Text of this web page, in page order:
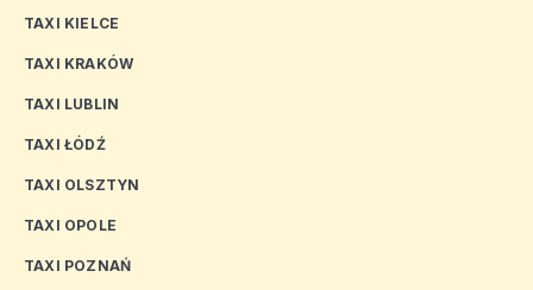
TAXI KIELCE
TAXI KRAKÓW
TAXI LUBLIN
TAXI ŁÓDŹ
TAXI OLSZTYN
TAXI OPOLE
TAXI POZNAŃ